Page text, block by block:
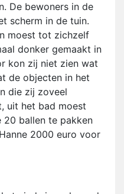
De bewoners in de
scherm in de tuin.
moest tot zichzelf
donker gemaakt in
kon zij niet zien wat
de objecten in het
die zij zoveel
uit het bad moest
20 ballen te pakken
2000 euro voor